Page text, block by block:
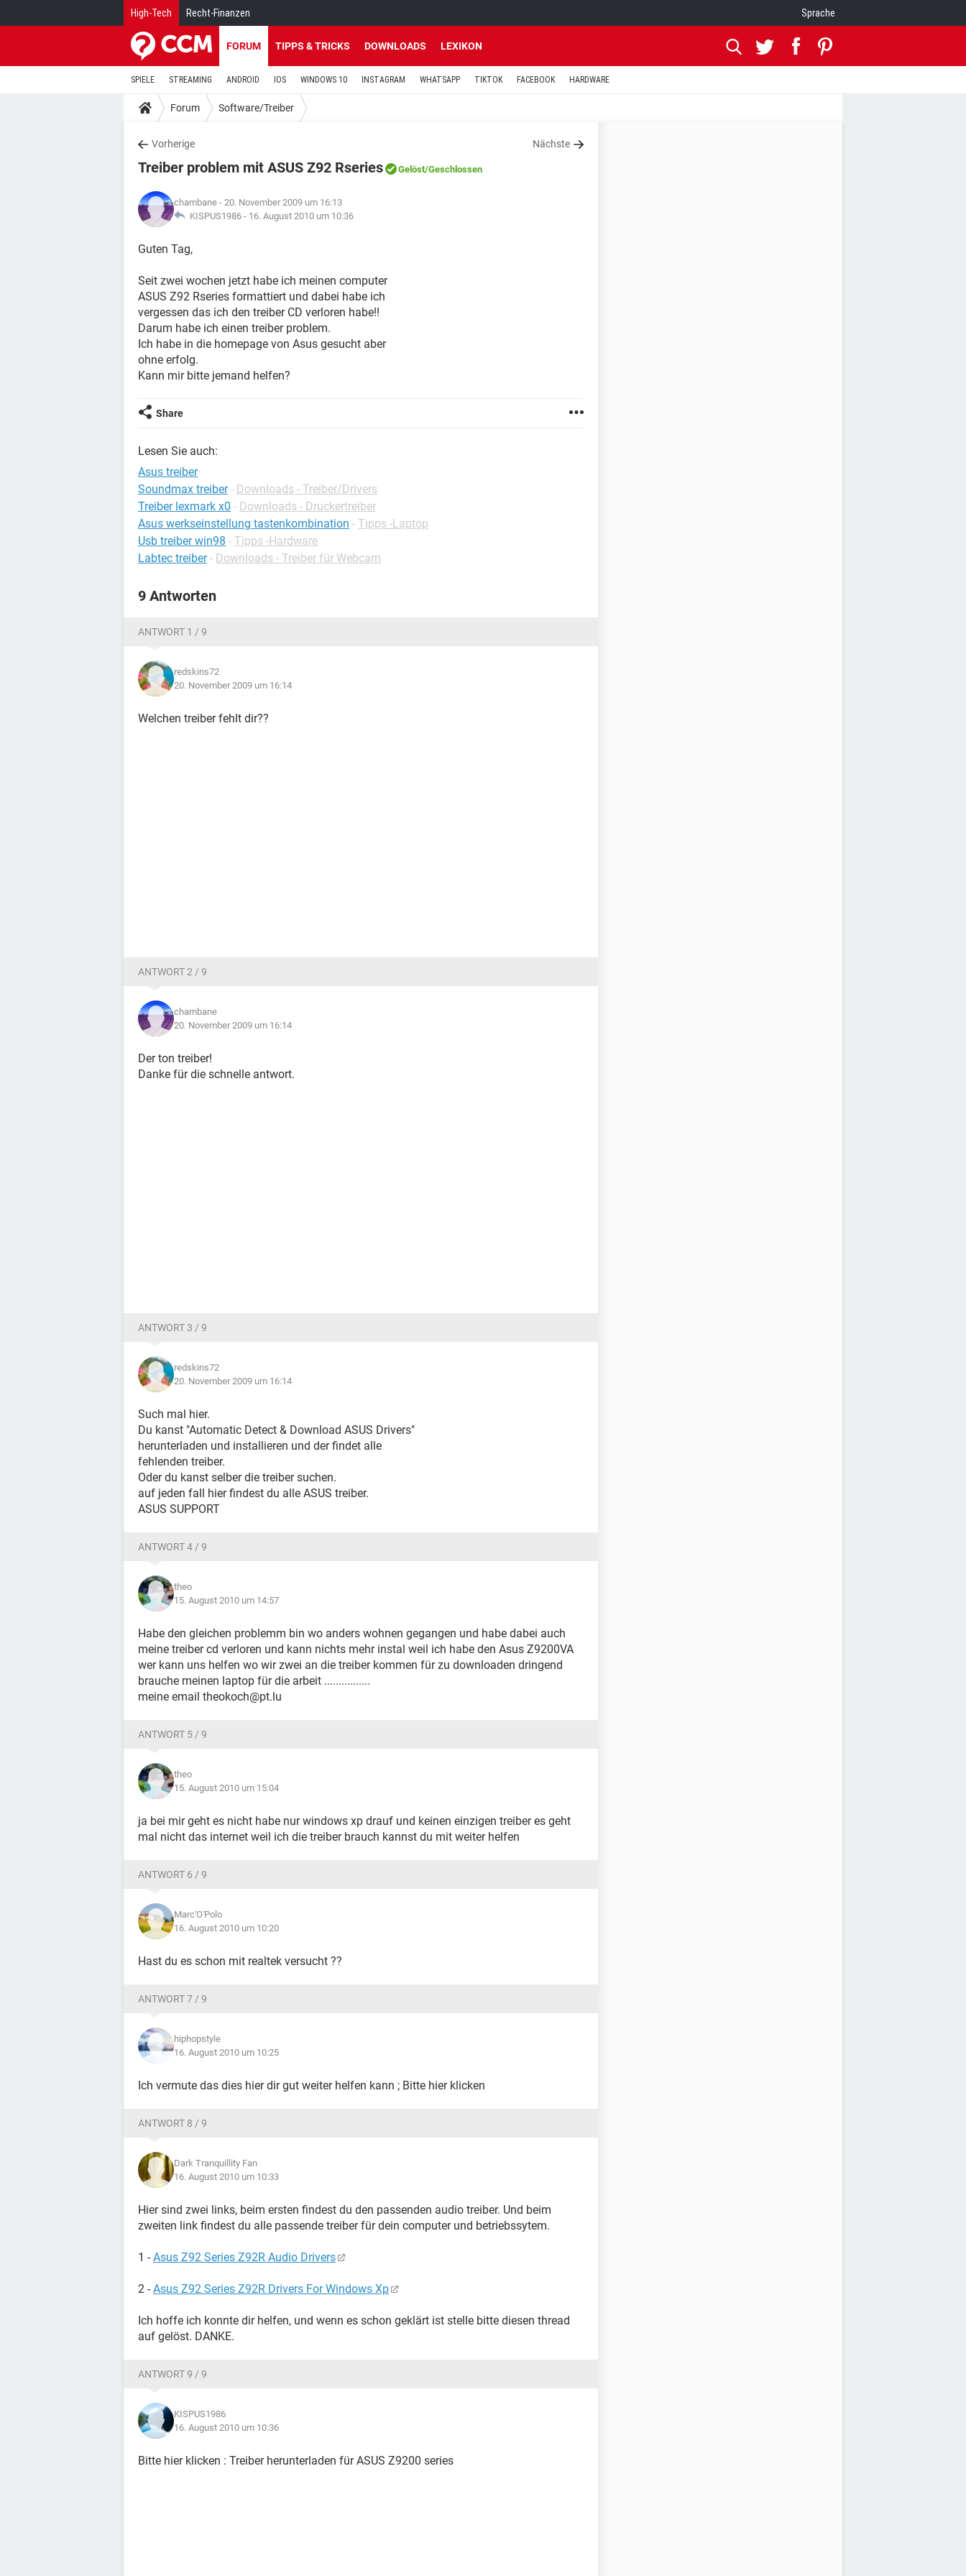
High-Tech Recht-Finanzen Sprache
FORUM TIPPS & TRICKS DOWNLOADS LEXIKON
SPIELE STREAMING ANDROID IOS WINDOWS 10 INSTAGRAM WHATSAPP TIKTOK FACEBOOK HARDWARE
Forum Software/Treiber
Vorherige Nächste
Treiber problem mit ASUS Z92 Rseries Gelöst/Geschlossen
chambane - 20. November 2009 um 16:13
KISPUS1986 - 16. August 2010 um 10:36
Guten Tag,
Seit zwei wochen jetzt habe ich meinen computer
ASUS Z92 Rseries formattiert und dabei habe ich
vergessen das ich den treiber CD verloren habe!!
Darum habe ich einen treiber problem.
Ich habe in die homepage von Asus gesucht aber
ohne erfolg.
Kann mir bitte jemand helfen?
Share
Lesen Sie auch:
Asus treiber
Soundmax treiber - Downloads - Treiber/Drivers
Treiber lexmark x0 - Downloads - Druckertreiber
Asus werkseinstellung tastenkombination - Tipps -Laptop
Usb treiber win98 - Tipps -Hardware
Labtec treiber - Downloads - Treiber für Webcam
9 Antworten
ANTWORT 1 / 9
redskins72
20. November 2009 um 16:14
Welchen treiber fehlt dir??
ANTWORT 2 / 9
chambane
20. November 2009 um 16:14
Der ton treiber!
Danke für die schnelle antwort.
ANTWORT 3 / 9
redskins72
20. November 2009 um 16:14
Such mal hier.
Du kanst "Automatic Detect & Download ASUS Drivers"
herunterladen und installieren und der findet alle
fehlenden treiber.
Oder du kanst selber die treiber suchen.
auf jeden fall hier findest du alle ASUS treiber.
ASUS SUPPORT
ANTWORT 4 / 9
theo
15. August 2010 um 14:57
Habe den gleichen problemm bin wo anders wohnen gegangen und habe dabei auch
meine treiber cd verloren und kann nichts mehr instal weil ich habe den Asus Z9200VA
wer kann uns helfen wo wir zwei an die treiber kommen für zu downloaden dringend
brauche meinen laptop für die arbeit ................
meine email theokoch@pt.lu
ANTWORT 5 / 9
theo
15. August 2010 um 15:04
ja bei mir geht es nicht habe nur windows xp drauf und keinen einzigen treiber es geht
mal nicht das internet weil ich die treiber brauch kannst du mit weiter helfen
ANTWORT 6 / 9
Marc'O'Polo
16. August 2010 um 10:20
Hast du es schon mit realtek versucht ??
ANTWORT 7 / 9
hiphopstyle
16. August 2010 um 10:25
Ich vermute das dies hier dir gut weiter helfen kann ; Bitte hier klicken
ANTWORT 8 / 9
Dark Tranquillity Fan
16. August 2010 um 10:33
Hier sind zwei links, beim ersten findest du den passenden audio treiber. Und beim
zweiten link findest du alle passende treiber für dein computer und betriebssytem.
1 - Asus Z92 Series Z92R Audio Drivers
2 - Asus Z92 Series Z92R Drivers For Windows Xp
Ich hoffe ich konnte dir helfen, und wenn es schon geklärt ist stelle bitte diesen thread
auf gelöst. DANKE.
ANTWORT 9 / 9
KISPUS1986
16. August 2010 um 10:36
Bitte hier klicken : Treiber herunterladen für ASUS Z9200 series